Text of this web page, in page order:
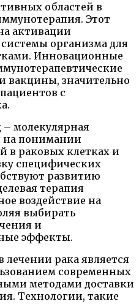
областей в
Этот
активации
организма для
Инновационные
вакцины, значительно
с
– молекулярная
на понимании
в раковых клетках и
специфических
развитию
терапия
воздействие на
выбирать
и
эффекты.
рака является
современных
методами доставки
Технологии, такие